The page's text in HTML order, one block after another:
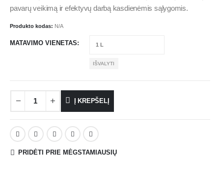
pavarų veikimą ir efektyvų darbą kasdienėmis sąlygomis.
Produkto kodas: N/A
MATAVIMO VIENETAS
IŠVALYTI
Į KREPŠELĮ
PRIDĖTI PRIE MĖGSTAMIAUSIŲ